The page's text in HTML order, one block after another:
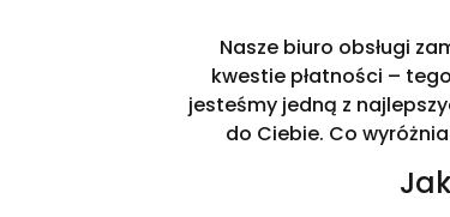
Nasze biuro obsługi
kwestie płatności –
jesteśmy jedną z
do Ciebie. Co